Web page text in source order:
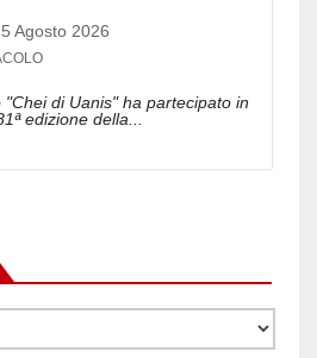
5 Agosto 2026
di Uanis" ha partecipato in
edizione della...